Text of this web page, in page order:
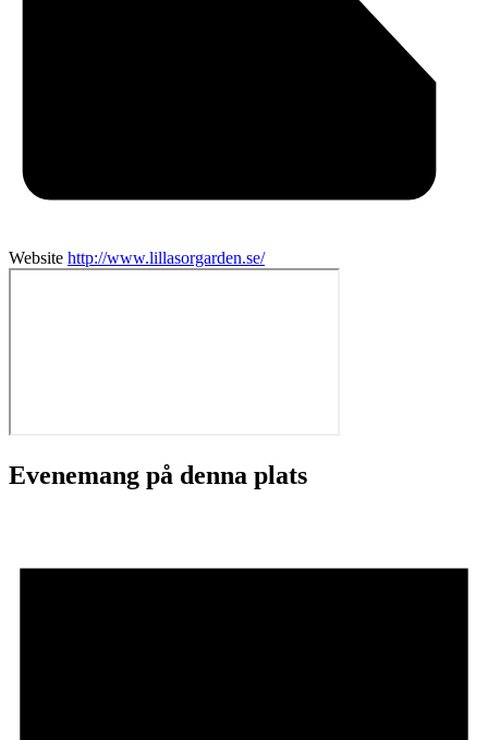
Website http://www.lillasorgarden.se/
Evenemang på denna plats